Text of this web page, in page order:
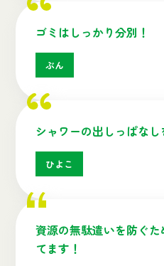
ゴミはしっかり分別！
ぶん
シャワーの出しっぱなし
ひよこ
資源の無駄遣いを防ぐ
てます！